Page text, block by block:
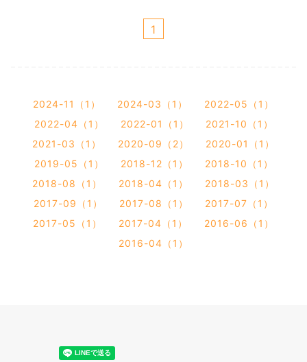
1
2024-11（1） 2024-03（1）
2022-05（1）
2022-04（1）
2022-01（1）
2021-10（1）
2021-03（1）
2020-09（2）
2020-01（1）
2019-05（1）
2018-12（1）
2018-10（1）
2018-08（1）
2018-04（1）
2018-03（1）
2017-09（1）
2017-08（1）
2017-07（1）
2017-05（1）
2017-04（1）
2016-06（1）
2016-04（1）